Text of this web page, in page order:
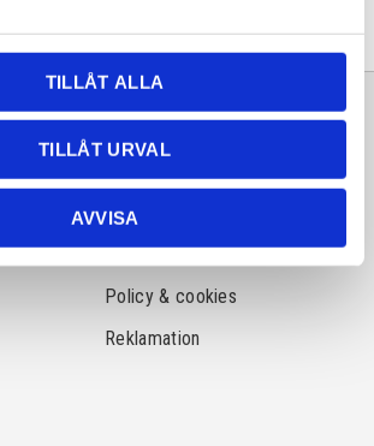
TILLÅT ALLA
TILLÅT URVAL
AVVISA
Information
Frågor & svar
Köpvillkor
Policy & cookies
Reklamation